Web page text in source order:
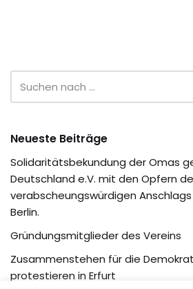
Neueste Beiträge
Solidaritätsbekundung der Omas
Deutschland e.V. mit den Opfern
verabscheungswürdigen Anschlags
Berlin.
Gründungsmitglieder des Vereins
Zusammenstehen für die
protestieren in Erfurt